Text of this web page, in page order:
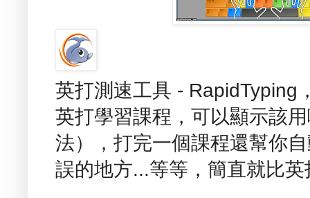
英打測速工具 - RapidTyping
英打學習課程，可以顯示該
法），打完一個課程還幫你
誤的地方...等等，簡直就比